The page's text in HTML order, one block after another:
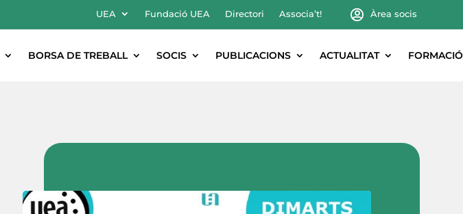
UEA Fundació UEA Directori Associa’t! Àrea socis
BORSA DE TREBALL SOCIS PUBLICACIONS ACTUALITAT FORMACIÓ